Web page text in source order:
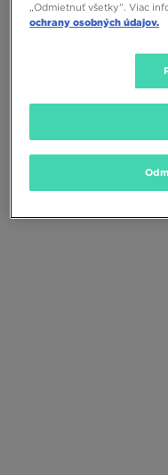
Žiadne
Zmeňte
„Odmietnuť všetky”. Viac
ochrany osobných údajov.